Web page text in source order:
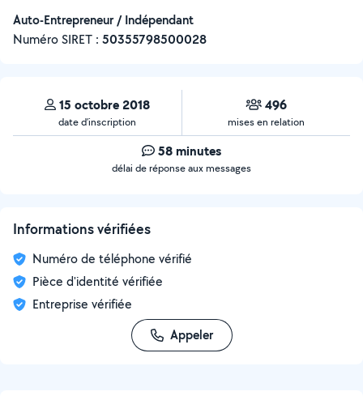
Auto-Entrepreneur / Indépendant
Numéro SIRET : ‍50355798500028
15 octobre 2018
date d’inscription
496
mises en relation
58 minutes
délai de réponse aux messages
Informations vérifiées
Numéro de téléphone vérifié
Pièce d'identité vérifiée
Entreprise vérifiée
Appeler